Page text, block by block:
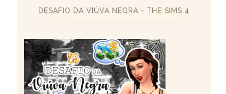
DESAFIO DA VIÚVA NEGRA - THE SIMS 4